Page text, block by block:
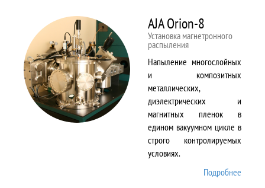
AJA Orion-8
Установка магнетронного
распыления
Напыление многослойных
и композитных
металлических,
диэлектрических и
магнитных пленок в
едином вакуумном цикле в
строго контролируемых
условиях.
Подробнее